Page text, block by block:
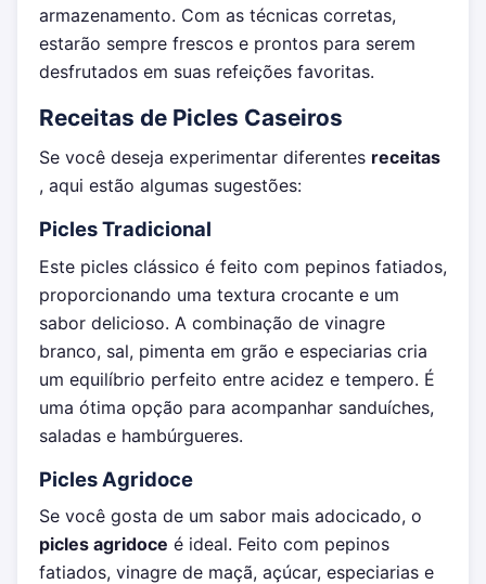
armazenamento. Com as técnicas corretas,
estarão sempre frescos e prontos para serem
desfrutados em suas refeições favoritas.
Receitas de Picles Caseiros
Se você deseja experimentar diferentes receitas
, aqui estão algumas sugestões:
Picles Tradicional
Este picles clássico é feito com pepinos fatiados,
proporcionando uma textura crocante e um
sabor delicioso. A combinação de vinagre
branco, sal, pimenta em grão e especiarias cria
um equilíbrio perfeito entre acidez e tempero. É
uma ótima opção para acompanhar sanduíches,
saladas e hambúrgueres.
Picles Agridoce
Se você gosta de um sabor mais adocicado, o
picles agridoce é ideal. Feito com pepinos
fatiados, vinagre de maçã, açúcar, especiarias e